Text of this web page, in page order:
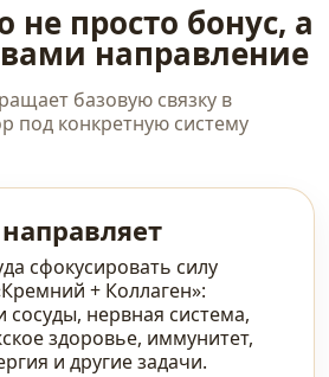
просто бонус, а
направление
базовую связку в
под конкретную систему
сфокусировать силу
+ Коллаген»:
сосуды, нервная система,
здоровье, иммунитет,
и другие задачи.